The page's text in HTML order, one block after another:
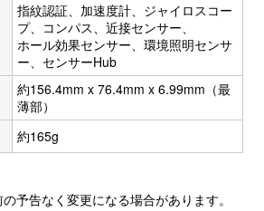
指紋認証、加速度計、ジャイロスコー
プ、コンパス、近接センサー、
ホール効果センサー、環境照明センサ
ー、センサーHub
約156.4mm x 76.4mm x 6.99mm（最
薄部）
約165g
予告なく変更になる場合があります。